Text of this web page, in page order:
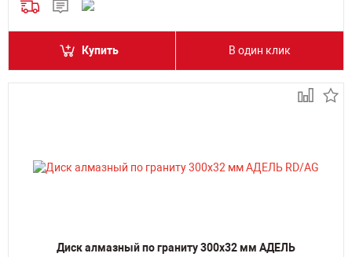
Купить В один клик
Диск алмазный по граниту 300х32 мм АДЕЛЬ